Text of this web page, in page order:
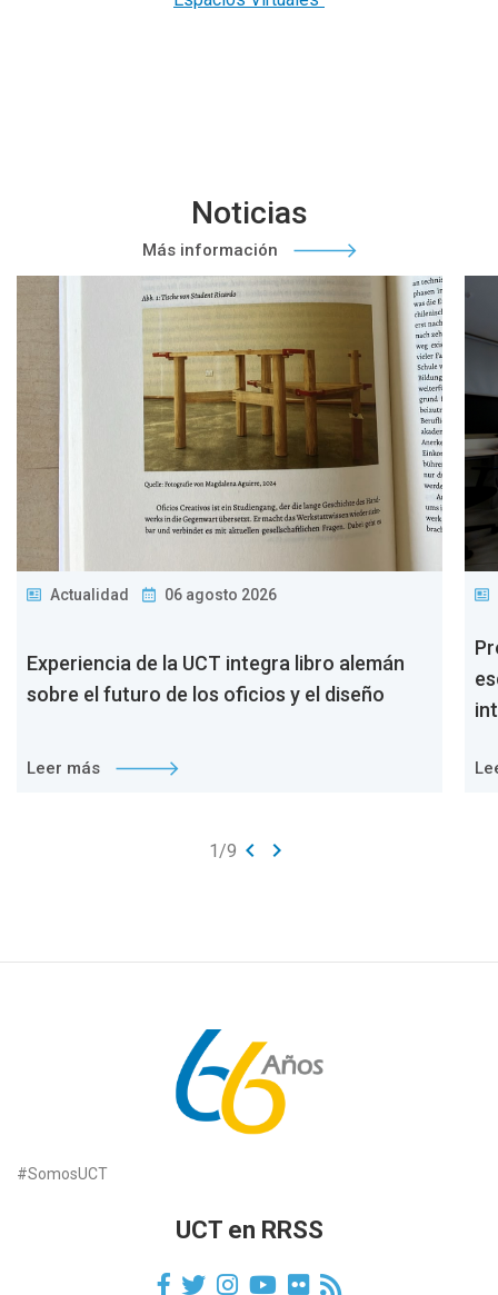
Noticias
Más información
Actualidad 06 agosto 2026
Experiencia de la UCT integra libro alemán
sobre el futuro de los oficios y el diseño
Leer más
1/9 keyboard_arrow_left keyboard_arrow_right
#SomosUCT
UCT en RRSS